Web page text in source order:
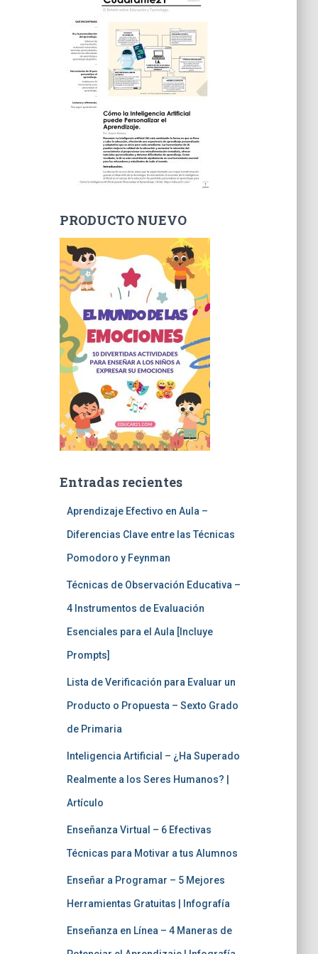
PRODUCTO NUEVO
Entradas recientes
Aprendizaje Efectivo en Aula –
Diferencias Clave entre las Técnicas
Pomodoro y Feynman
Técnicas de Observación Educativa –
4 Instrumentos de Evaluación
Esenciales para el Aula [Incluye
Prompts]
Lista de Verificación para Evaluar un
Producto o Propuesta – Sexto Grado
de Primaria
Inteligencia Artificial – ¿Ha Superado
Realmente a los Seres Humanos? |
Artículo
Enseñanza Virtual – 6 Efectivas
Técnicas para Motivar a tus Alumnos
Enseñar a Programar – 5 Mejores
Herramientas Gratuitas | Infografía
Enseñanza en Línea – 4 Maneras de